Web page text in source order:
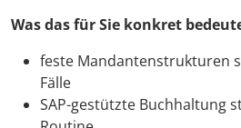
Was das für Sie konkret
feste Mandantenstrukturen
Fälle
SAP-gestützte Buchhaltung